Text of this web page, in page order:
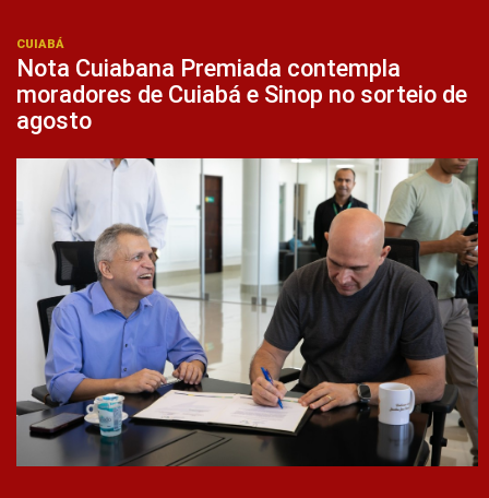
CUIABÁ
Nota Cuiabana Premiada contempla
moradores de Cuiabá e Sinop no sorteio de
agosto